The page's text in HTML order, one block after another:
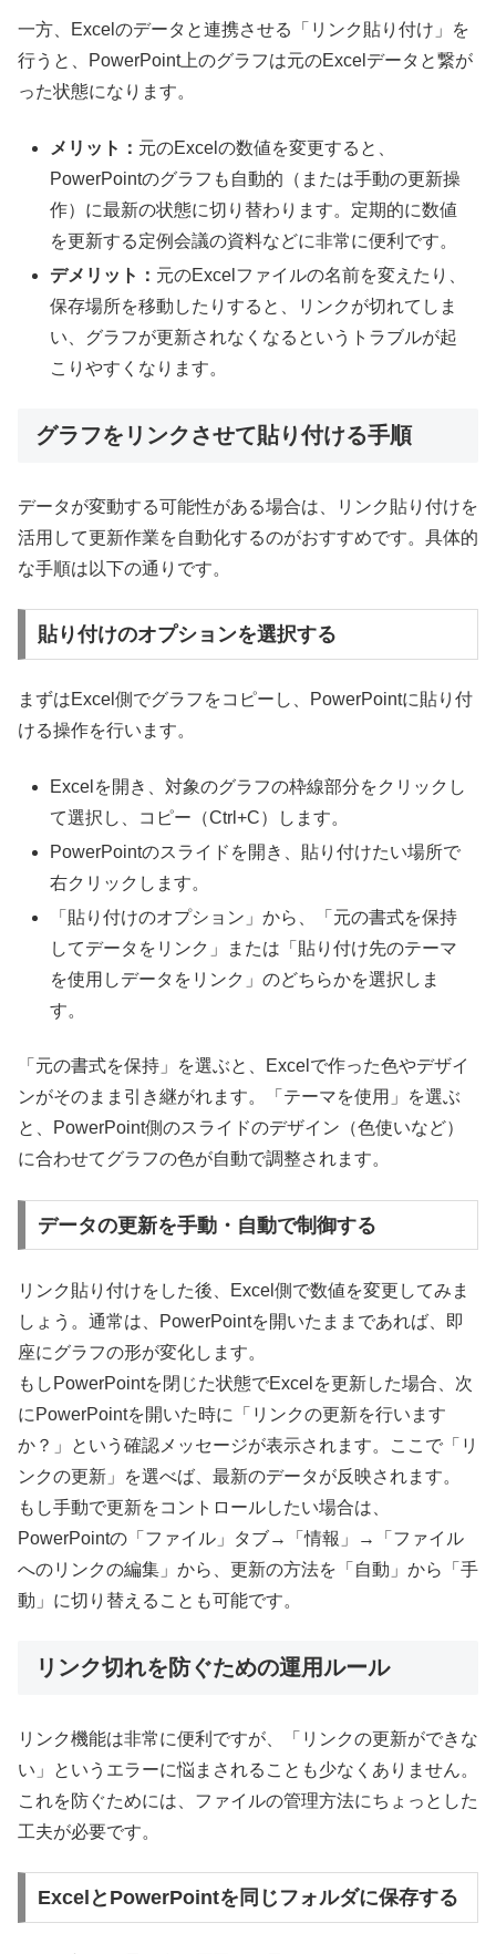
一方、Excelのデータと連携させる「リンク貼り付け」を
行うと、PowerPoint上のグラフは元のExcelデータと繋が
った状態になります。
メリット： 元のExcelの数値を変更すると、
PowerPointのグラフも自動的（または手動の更新操
作）に最新の状態に切り替わります。定期的に数値
を更新する定例会議の資料などに非常に便利です。
デメリット： 元のExcelファイルの名前を変えたり、
保存場所を移動したりすると、リンクが切れてしま
い、グラフが更新されなくなるというトラブルが起
こりやすくなります。
グラフをリンクさせて貼り付ける手順
データが変動する可能性がある場合は、リンク貼り付けを
活用して更新作業を自動化するのがおすすめです。具体的
な手順は以下の通りです。
貼り付けのオプションを選択する
まずはExcel側でグラフをコピーし、PowerPointに貼り付
ける操作を行います。
Excelを開き、対象のグラフの枠線部分をクリックし
て選択し、コピー（Ctrl+C）します。
PowerPointのスライドを開き、貼り付けたい場所で
右クリックします。
「貼り付けのオプション」から、「元の書式を保持
してデータをリンク」または「貼り付け先のテーマ
を使用しデータをリンク」のどちらかを選択しま
す。
「元の書式を保持」を選ぶと、Excelで作った色やデザイ
ンがそのまま引き継がれます。「テーマを使用」を選ぶ
と、PowerPoint側のスライドのデザイン（色使いなど）
に合わせてグラフの色が自動で調整されます。
データの更新を手動・自動で制御する
リンク貼り付けをした後、Excel側で数値を変更してみま
しょう。通常は、PowerPointを開いたままであれば、即
座にグラフの形が変化します。
もしPowerPointを閉じた状態でExcelを更新した場合、次
にPowerPointを開いた時に「リンクの更新を行います
か？」という確認メッセージが表示されます。ここで「リ
ンクの更新」を選べば、最新のデータが反映されます。
もし手動で更新をコントロールしたい場合は、
PowerPointの「ファイル」タブ→「情報」→「ファイル
へのリンクの編集」から、更新の方法を「自動」から「手
動」に切り替えることも可能です。
リンク切れを防ぐための運用ルール
リンク機能は非常に便利ですが、「リンクの更新ができな
い」というエラーに悩まされることも少なくありません。
これを防ぐためには、ファイルの管理方法にちょっとした
工夫が必要です。
ExcelとPowerPointを同じフォルダに保存する